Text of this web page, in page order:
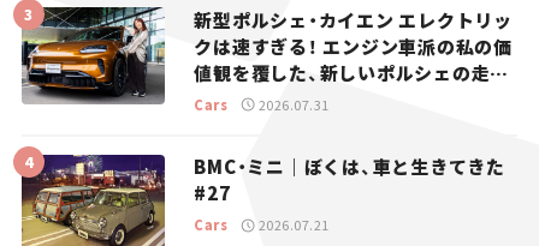
新型ポルシェ・カイエン エレクトリッ
クは速すぎる！ エンジン車派の私の価
値観を覆した、新しいポルシェの走
り。
Cars 2026.07.31
BMC・ミニ｜ぼくは、車と生きてきた
#27
Cars 2026.07.21